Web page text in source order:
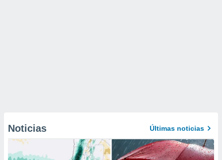
Noticias Últimas noticias